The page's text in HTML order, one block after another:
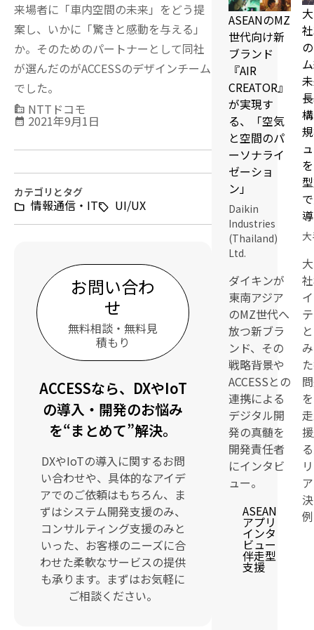
来場者に「車内空間の未来」をどう提
案し、いかに「驚きと感動を与える」
か。そのためのパートナーとして同社
が選んだのがACCESSのデザインチーム
でした。
source_environment NTTドコモ
calendar_month 2021年9月1日
カテゴリとタグ
情報通信・IT UI/UX
お問い合わ
せ
無料相談・無料見
積もり
ACCESSなら、DXやIoT
の導入・開発のお悩み
を“まとめて”解決。
DXやIoTの導入に関するお問
い合わせや、具体的なアイデ
アでのご依頼はもちろん、ま
ずはシステム開発支援のみ、
コンサルティング支援のみと
いった、お客様のニーズに合
わせた柔軟なサービスの提供
も承ります。まずはお気軽に
ご相談ください。
ASEANのMZ
世代向け新
ブランド
『AIR
CREATOR』
が実現す
る、「空気
と空間のパ
ーソナライ
ゼーショ
ン」
Daikin
Industries
(Thailand)
Ltd.
ダイキンが
東南アジア
のMZ世代へ
放つ新ブラ
ンド、その
戦略背景や
ACCESSとの
連携による
デジタル開
発の真髄を
開発責任者
にインタビ
ュー。
ASEAN
アプリ
インタ
ビュー
伴走型
支援